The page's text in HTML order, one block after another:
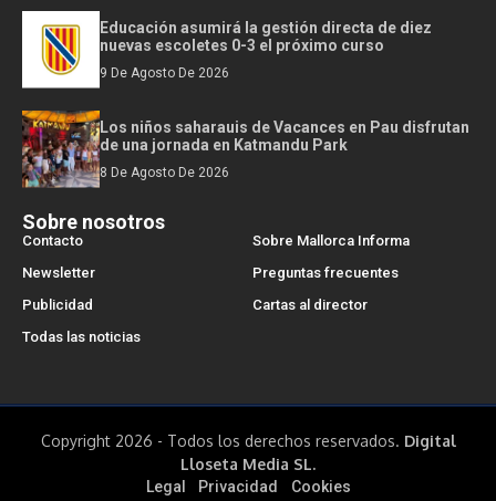
Educación asumirá la gestión directa de diez
nuevas escoletes 0-3 el próximo curso
9 De Agosto De 2026
Los niños saharauis de Vacances en Pau disfrutan
de una jornada en Katmandu Park
8 De Agosto De 2026
Sobre nosotros
Contacto
Sobre Mallorca Informa
Newsletter
Preguntas frecuentes
Publicidad
Cartas al director
Todas las noticias
Copyright 2026 - Todos los derechos reservados. Digital
Lloseta Media SL.
Legal Privacidad Cookies